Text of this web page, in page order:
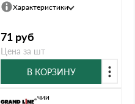
Характеристики
71 руб
Цена за шт
В КОРЗИНУ
В наличии